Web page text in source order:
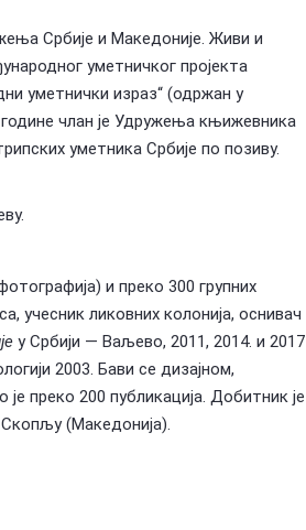
Србије и Македоније. Живи и
уметничког пројекта
уметнички израз“ (одржан у
члан је Удружења књижевника
уметника Србије по позиву.
и преко 300 групних
учесник ликовних колонија, оснивач
у Србији — Ваљево, 2011, 2014. и 2017
2003. Бави се дизајном,
преко 200 публикација. Добитник је
(Македонија).